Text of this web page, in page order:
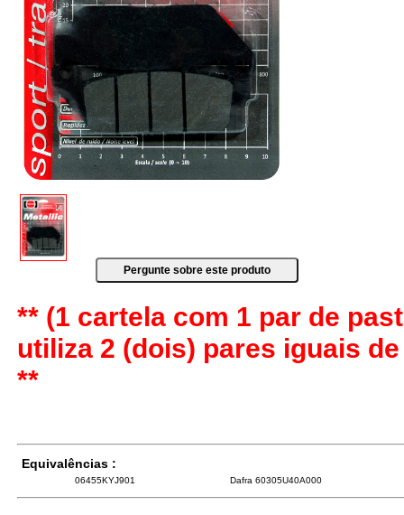
** (1 cartela com 1 par de
utiliza 2 (dois) pares iguais
**
Equivalências :
06455KYJ901 Dafra 60305U40A000